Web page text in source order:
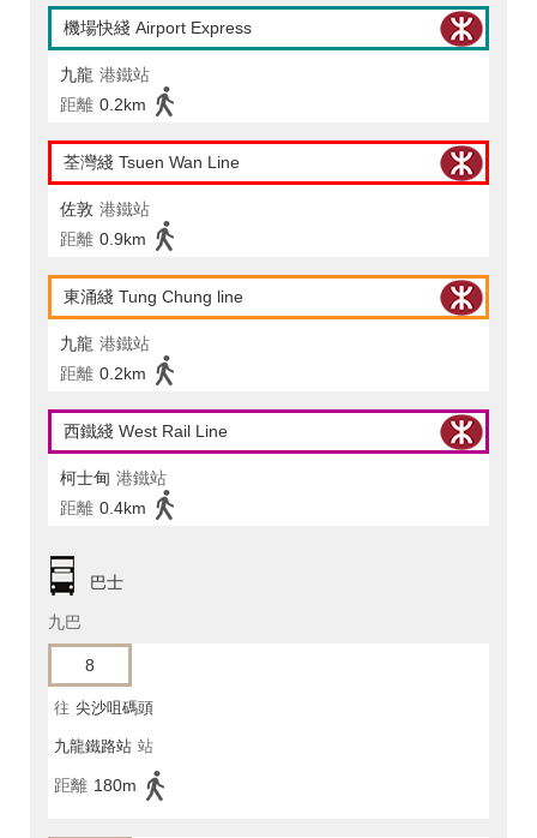
機場快綫 Airport Express
九龍 港鐵站
距離 0.2km
荃灣綫 Tsuen Wan Line
佐敦 港鐵站
距離 0.9km
東涌綫 Tung Chung line
九龍 港鐵站
距離 0.2km
西鐵綫 West Rail Line
柯士甸 港鐵站
距離 0.4km
巴士
九巴
8
往 尖沙咀碼頭
九龍鐵路站 站
距離 180m